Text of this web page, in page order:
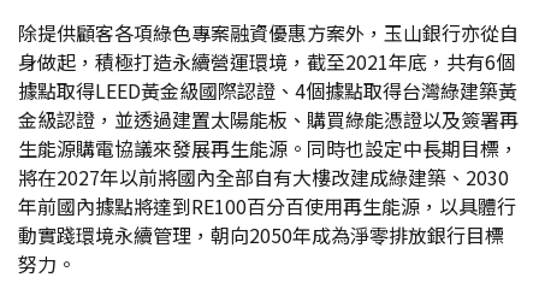
除提供顧客各項綠色專案融資優惠方案外，玉山銀行亦從自
身做起，積極打造永續營運環境，截至2021年底，共有6個
據點取得LEED黃金級國際認證、4個據點取得台灣綠建築黃
金級認證，並透過建置太陽能板、購買綠能憑證以及簽署再
生能源購電協議來發展再生能源。同時也設定中長期目標，
將在2027年以前將國內全部自有大樓改建成綠建築、2030
年前國內據點將達到RE100百分百使用再生能源，以具體行
動實踐環境永續管理，朝向2050年成為淨零排放銀行目標
努力。